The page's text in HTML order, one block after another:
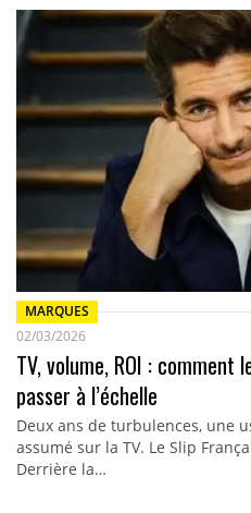
MARQUES
02/03/2026
TV, volume, ROI : comment
passer à l’échelle
Deux ans de turbulences, une
assumé sur la TV. Le Slip
Derrière la…